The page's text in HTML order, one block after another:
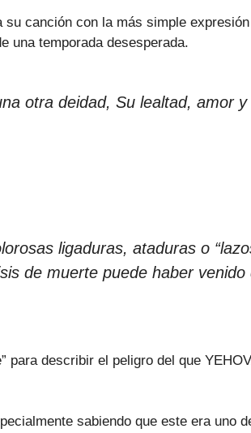
canción con la más simple
una temporada desesperada.
otra deidad, Su lealtad, amor
ligaduras, ataduras o
de muerte puede haber
para describir el peligro del que
sabiendo que este era uno